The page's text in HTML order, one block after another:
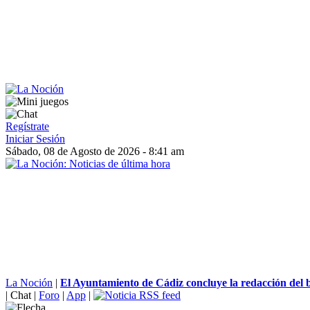
Regístrate
Iniciar Sesión
Sábado, 08 de Agosto de 2026 - 8:41 am
La Noción | El Ayuntamiento de Cádiz concluye la redacción del
| Chat | Foro | App |